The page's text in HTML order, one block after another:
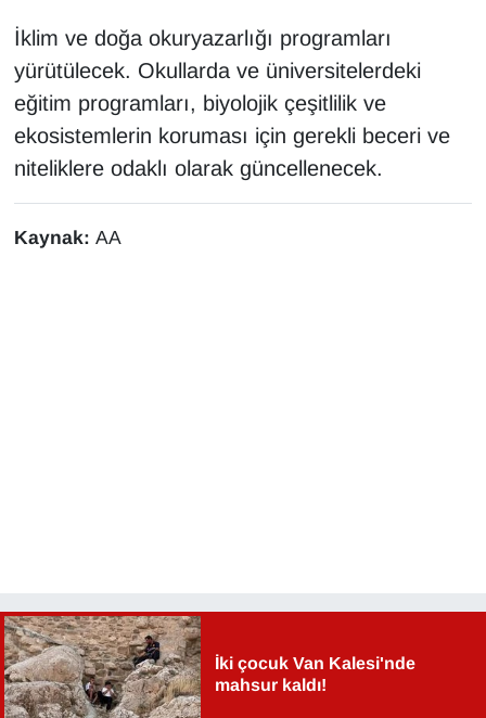
İklim ve doğa okuryazarlığı programları
yürütülecek. Okullarda ve üniversitelerdeki
eğitim programları, biyolojik çeşitlilik ve
ekosistemlerin koruması için gerekli beceri ve
niteliklere odaklı olarak güncellenecek.
Kaynak: AA
İki çocuk Van Kalesi'nde
mahsur kaldı!